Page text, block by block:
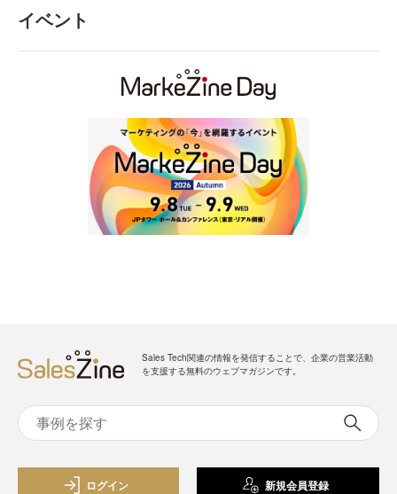
イベント
Sales Tech関連の情報を発信することで、企業の営業活動
を支援する無料のウェブマガジンです。
ログイン 新規会員登録